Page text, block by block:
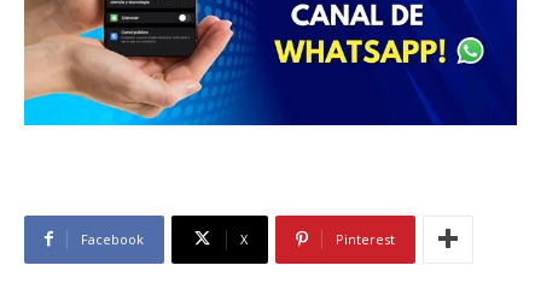
Facebook X Pinterest